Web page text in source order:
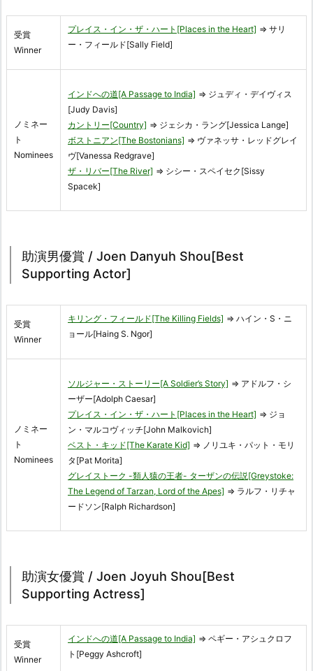
受賞
Winner
プレイス・イン・ザ・ハート[Places in the Heart] ⇒ サリ
ー・フィールド[Sally Field]
ノミネー
ト
Nominees
インドへの道[A Passage to India] ⇒ ジュディ・デイヴィス
[Judy Davis]
カントリー[Country] ⇒ ジェシカ・ラング[Jessica Lange]
ボストニアン[The Bostonians] ⇒ ヴァネッサ・レッドグレイ
ヴ[Vanessa Redgrave]
ザ・リバー[The River] ⇒ シシー・スペイセク[Sissy
Spacek]
助演男優賞 / Joen Danyuh Shou[Best
Supporting Actor]
受賞
Winner
キリング・フィールド[The Killing Fields] ⇒ ハイン・S・ニ
ョール[Haing S. Ngor]
ノミネー
ト
Nominees
ソルジャー・ストーリー[A Soldier’s Story] ⇒ アドルフ・シ
ーザー[Adolph Caesar]
プレイス・イン・ザ・ハート[Places in the Heart] ⇒ ジョ
ン・マルコヴィッチ[John Malkovich]
ベスト・キッド[The Karate Kid] ⇒ ノリユキ・パット・モリ
タ[Pat Morita]
グレイストーク -類人猿の王者- ターザンの伝説[Greystoke:
The Legend of Tarzan, Lord of the Apes] ⇒ ラルフ・リチャ
ードソン[Ralph Richardson]
助演女優賞 / Joen Joyuh Shou[Best
Supporting Actress]
受賞
Winner
インドへの道[A Passage to India] ⇒ ペギー・アシュクロフ
ト[Peggy Ashcroft]